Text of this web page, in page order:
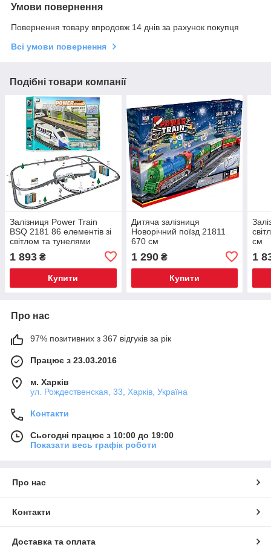
Умови повернення
Повернення товару впродовж 14 днів за рахунок покупця
Всі умови повернення
Подібні товари компанії
Залізниця Power Train
BSQ 2181 86 елементів зі
світлом та тунелями
1 893 ₴
Купити
Дитяча залізниця
Новорічний поїзд 21811
670 см
1 290₴
Купити
см
1
Про нас
97% позитивних з 367 відгуків за рік
Працює з 23.03.2016
м. Харків
ул. Рождественская, 33, Харків, Україна
Контакти
Сьогодні працює з 10:00 до 19:00
Показати весь графік роботи
Про нас
Контакти
Доставка та оплата